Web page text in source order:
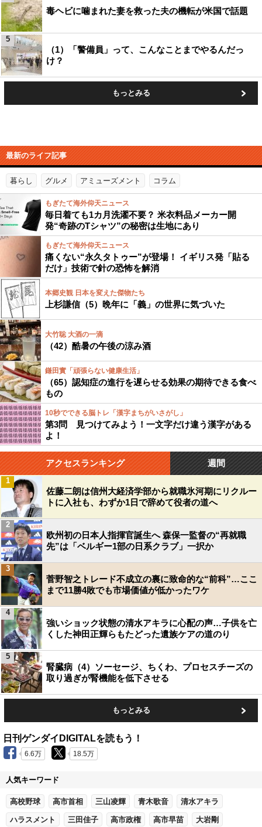
毒ヘビに噛まれた妻を救った夫の機転が米国で話題
（1）「警備員」って、こんなことまでやるんだっ
け？
5
もっとみる
最新のライフ記事
暮らし グルメ アミューズメント コラム
もぎたて海外仰天ニュース
毎日着ても1カ月洗濯不要？ 米衣料品メーカー開
発“奇跡のTシャツ”の秘密は生地にあり
もぎたて海外仰天ニュース
痛くない“永久タトゥー”が登場！ イギリス発「貼る
だけ」技術で針の恐怖を解消
本郷史観 日本を変えた傑物たち
上杉謙信（5）晩年に「義」の世界に気づいた
大竹聡 大酒の一滴
（42）酷暑の午後の涼み酒
鎌田實「頑張らない健康生活」
（65）認知症の進行を遅らせる効果の期待できる食べ
もの
10秒でできる脳トレ「漢字まちがいさがし」
第3問 見つけてみよう！一文字だけ違う漢字がある
よ！
アクセスランキング 週間
佐藤二朗は信州大経済学部から就職氷河期にリクルー
トに入社も、わずか1日で辞めて役者の道へ
1
欧州初の日本人指揮官誕生へ 森保一監督の“再就職
先”は「ベルギー1部の日系クラブ」一択か
2
菅野智之トレード不成立の裏に致命的な“前科”…ここ
まで11勝4敗でも市場価値が低かったワケ
3
強いショック状態の清水アキラに心配の声…子供を亡
くした神田正輝らもたどった遺族ケアの道のり
4
腎臓病（4）ソーセージ、ちくわ、プロセスチーズの
取り過ぎが腎機能を低下させる
5
もっとみる
日刊ゲンダイDIGITALを読もう！
6.6万 18.5万
人気キーワード
高校野球 高市首相 三山凌輝 青木歌音 清水アキラ
ハラスメント 三田佳子 高市政権 高市早苗 大岩剛